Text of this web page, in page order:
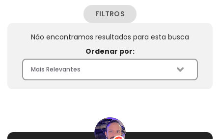
FILTROS
Não encontramos resultados para esta busca
Ordenar por: